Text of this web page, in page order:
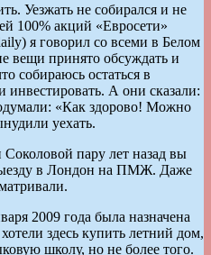
Уезжать не собирался и не
100% акций «Евросети»
я говорил со всеми в Белом
вещи принято обсуждать и
собираюсь остаться в
инвестировать. А они сказали:
«Как здорово! Можно
уехать.
пару лет назад вы
в Лондон на ПМЖ. Даже
2009 года была назначена
здесь купить летний дом,
школу, но не более того.